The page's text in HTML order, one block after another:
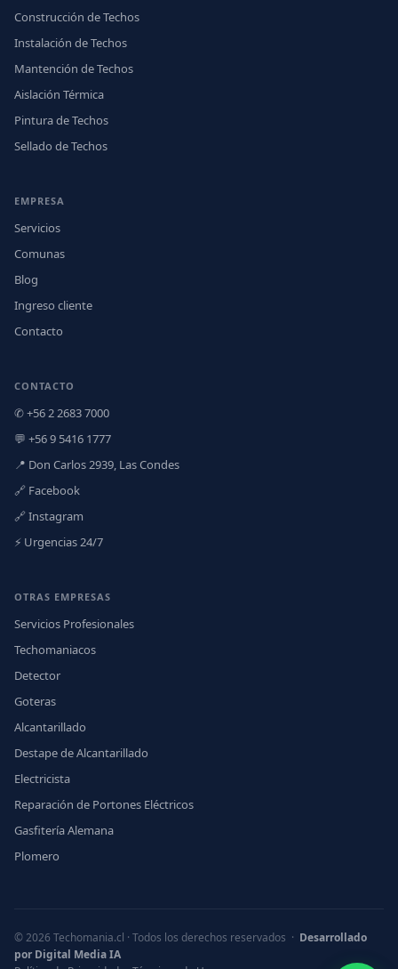
Construcción de Techos
Instalación de Techos
Mantención de Techos
Aislación Térmica
Pintura de Techos
Sellado de Techos
EMPRESA
Servicios
Comunas
Blog
Ingreso cliente
Contacto
CONTACTO
✆ +56 2 2683 7000
💬 +56 9 5416 1777
📍 Don Carlos 2939, Las Condes
🔗 Facebook
🔗 Instagram
⚡ Urgencias 24/7
OTRAS EMPRESAS
Servicios Profesionales
Techomaniacos
Detector
Goteras
Alcantarillado
Destape de Alcantarillado
Electricista
Reparación de Portones Eléctricos
Gasfitería Alemana
Plomero
© 2026 Techomania.cl · Todos los derechos reservados · Desarrollado
por Digital Media IA